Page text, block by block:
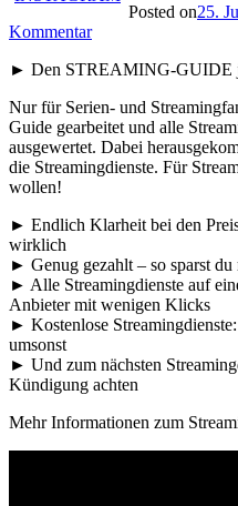
Posted on25.
Kommentar
► Den STREAMING-GUIDE
Nur für Serien- und
Guide gearbeitet und alle
ausgewertet. Dabei
die Streamingdienste. Für
wollen!
► Endlich Klarheit bei den
wirklich
► Genug gezahlt – so sparst
► Alle Streamingdienste auf
Anbieter mit wenigen Klicks
► Kostenlose
umsonst
► Und zum nächsten
Kündigung achten
Mehr Informationen zum